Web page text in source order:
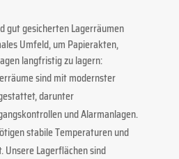
gut gesicherten Lagerräumen
Umfeld, um Papierakten,
langfristig zu lagern:
sind mit modernster
darunter
und Alarmanlagen.
stabile Temperaturen und
Unsere Lagerflächen sind